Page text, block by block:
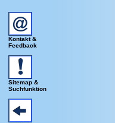
Kontakt &
Feedback
Sitemap &
Suchfunktion